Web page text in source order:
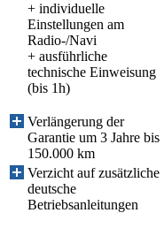
+ individuelle
Einstellungen am
Radio-/Navi
+ ausführliche
technische Einweisung
(bis 1h)
Verlängerung der
Garantie um 3 Jahre bis
150.000 km
Verzicht auf zusätzliche
deutsche
Betriebsanleitungen